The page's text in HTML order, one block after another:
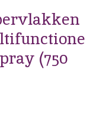
(750